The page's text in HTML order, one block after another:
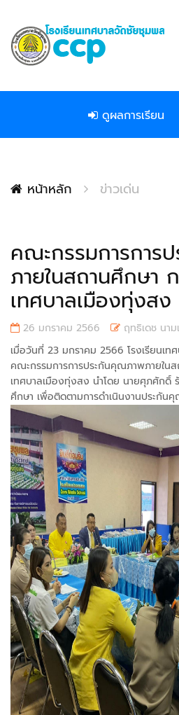
ดูผลการเรียน
หน้าหลัก ข่าวเด่น
คณะกรรมการการ
ภายในสถานศึกษา
เทศบาลเมืองทุ่งสง
26 มกราคม 2566
ฤทธิเดช นาม
เมื่อวันที่ 23 มกราคม 2566 โรงเรียนเ
คณะกรรมการการประกันคุณภาพภายใน
เทศบาลเมืองทุ่งสง นำโดย นายศุภศักดิ์
ศึกษา เพื่อติดตามการดำเนินงานประกันคุ